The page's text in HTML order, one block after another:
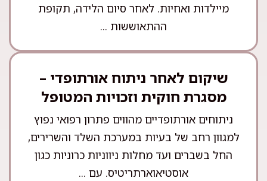
מיילדות ואחיות. לאחר סיום הלידה, תקופת
ההתאוששות ...
שיקום לאחר ניתוח אורתופדי –
מסגרת חוקית וזכויות המטופל
ניתוחים אורתופדיים מהווים פתרון רפואי נפוץ
למגוון רחב של בעיות במערכת השלד והשרירים,
החל בשברים ועד מחלות ניווניות כרוניות כגון
אוסטיאוארתריטיס. עם ...